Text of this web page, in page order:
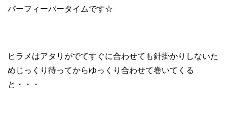
パーフィーバータイムです☆
ヒラメはアタリがでてすぐに合わせても針掛かりしないた
めじっくり待ってからゆっくり合わせて巻いてくる
と・・・